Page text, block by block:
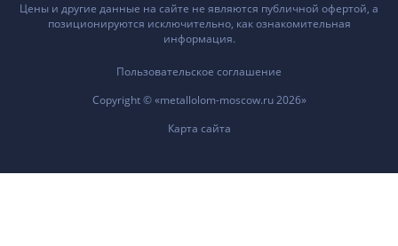
Цены и другие данные на сайте не являются публичной офертой, а
позиционируются исключительно, как ознакомительная
информация.
Пользовательское соглашение
Copyright © «metallolom-moscow.ru 2026»
Карта сайта